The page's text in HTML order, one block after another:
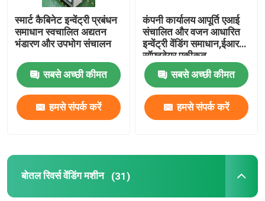
स्मार्ट कैबिनेट इन्वेंट्री प्रबंधन
समाधान स्वचालित अद्यतन
भंडारण और उपभोग संचालन
सबसे अच्छी कीमत
हमसे संपर्क करें
कंपनी कार्यालय आपूर्ति एआई
संचालित और वजन आधारित
इन्वेंट्री वेंडिंग समाधान,ईआरपी
सॉफ्टवेयर एकीकृत
सबसे अच्छी कीमत
हमसे संपर्क करें
बोतल रिवर्स वेंडिंग मशीन (31)